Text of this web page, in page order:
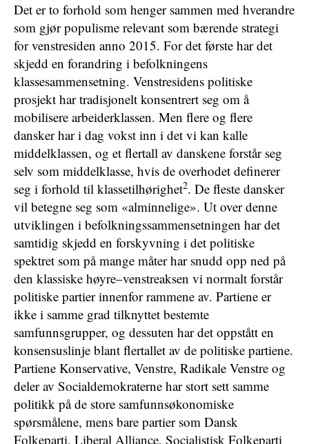
Det er to forhold som henger sammen med hverandre
som gjør populisme relevant som bærende strategi
for venstresiden anno 2015. For det første har det
skjedd en forandring i befolkningens
klassesammensetning. Venstresidens politiske
prosjekt har tradisjonelt konsentrert seg om å
mobilisere arbeiderklassen. Men flere og flere
dansker har i dag vokst inn i det vi kan kalle
middelklassen, og et flertall av danskene forstår seg
selv som middelklasse, hvis de overhodet definerer
seg i forhold til klassetilhørighet2. De fleste dansker
vil betegne seg som «alminnelige». Ut over denne
utviklingen i befolkningssammensetningen har det
samtidig skjedd en forskyvning i det politiske
spektret som på mange måter har snudd opp ned på
den klassiske høyre–venstreaksen vi normalt forstår
politiske partier innenfor rammene av. Partiene er
ikke i samme grad tilknyttet bestemte
samfunnsgrupper, og dessuten har det oppstått en
konsensuslinje blant flertallet av de politiske partiene.
Partiene Konservative, Venstre, Radikale Venstre og
deler av Socialdemokraterne har stort sett samme
politikk på de store samfunnsøkonomiske
spørsmålene, mens bare partier som Dansk
Folkeparti, Liberal Alliance, Socialistisk Folkeparti